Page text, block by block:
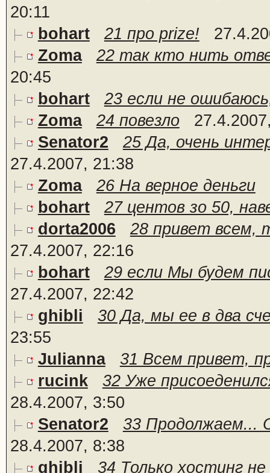
20:11
bohart
21 про prize!
Zoma
22 так кто нить
20:45
bohart
23 если не
Zoma
24 повезло
Senator2
25 Да, очень
27.4.2007, 21:38
Zoma
26 На верное деньги
bohart
27 центов зо 50,
dorta2006
28 привет всем,
27.4.2007, 22:16
bohart
29 если Мы будем
27.4.2007, 22:42
ghibli
30 Да, мы ее в два
23:55
Julianna
31 Всем привет,
rucink
32 Уже
28.4.2007, 3:50
Senator2
33 Продолжаем...
28.4.2007, 8:38
ghibli
34 Только хостинг